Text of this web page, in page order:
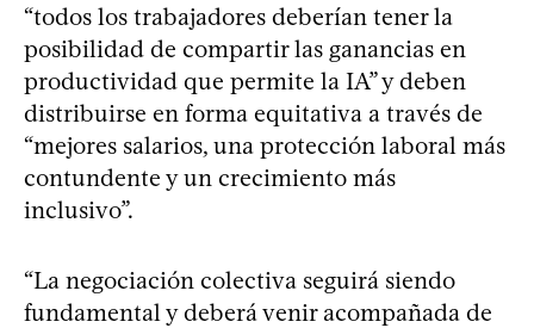
“todos los trabajadores deberían tener la
posibilidad de compartir las ganancias en
productividad que permite la IA” y deben
distribuirse en forma equitativa a través de
“mejores salarios, una protección laboral más
contundente y un crecimiento más
inclusivo”.
“La negociación colectiva seguirá siendo
fundamental y deberá venir acompañada de